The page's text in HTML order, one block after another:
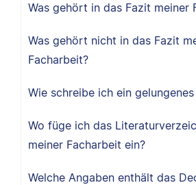
Was gehört in das Fazit meiner
Was gehört nicht in das Fazit
Facharbeit?
Wie schreibe ich ein
Wo füge ich das
meiner Facharbeit ein?
Welche Angaben enthält das